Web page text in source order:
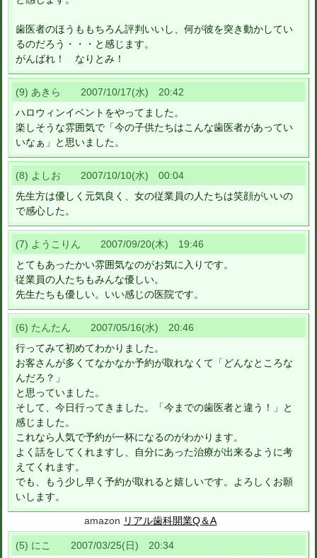
歯医者のほうももちろん評判いいし、何が彼を突き動かしてい
るのだろう・・・と感じます。
がんばれ！ なりとみ！
(9) あきら 2007/10/17(水) 20:42
ハロウィンイベントをやってました。
楽しそうな雰囲気で「今の子供たちはこんな歯医者があってい
いなぁ」と思いました。
(8) よしお 2007/10/10(水) 00:04
先生方は優しく元気良く、女の従業員の人たちは笑顔がいいの
で感心した。
(7) ようこりん 2007/09/20(木) 19:46
とてもあったかい雰囲気なのがお気に入りです。
従業員の人たちもみんな優しい。
先生たちも優しい。いい感じの医院です。
(6) たんたん 2007/05/16(水) 20:46
行ってみて初めてわかりました。
お客さんが多くてなかなか予約が取れなくて「どんなところな
んだろ？」
と思っていました。
そして、今日行ってきました。「今までの歯医者と違う！」と
感じました。
これなら人気で予約が一杯になるのがわかります。
よく話をしてくれますし、自分にあった治療が出来るように考
えてくれます。
でも、もう少し早く予約が取れると嬉しいです。よろしくお願
いします。
amazon リアル歯科開業Q＆A
(5) にこ 2007/03/25(日) 20:34